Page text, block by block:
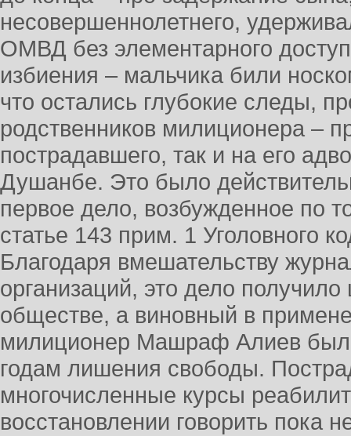
несовершеннолетнего,
ОМВД без элементарного
избиения – мальчика били
что остались глубокие следы,
родственников милиционера –
пострадавшего, так и на его
Душанбе. Это было
первое дело, возбужденное по
статье 143 прим. 1 Уголовного
Благодаря вмешательству
организаций, это дело
обществе, а виновный в
милиционер Машраф Алиев был
годам лишения свободы.
многочисленные курсы
восстановлении говорить пока